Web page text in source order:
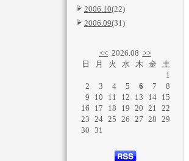
2006.10(22)
2006.09(31)
<<2026.08 >>
日
2
9
16
23
30
月
3
10
17
24
31
火
4
11
18
25
水
5
12
19
26
木
6
13
20
27
金
7
14
21
28
土
1
8
15
22
29